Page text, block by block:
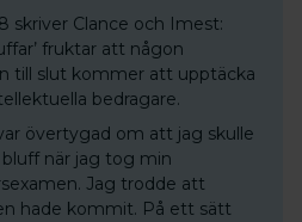
skriver Clance och Imest:
fruktar att någon
till slut kommer att upptäcka
bedragare.
övertygad om att jag skulle
när jag tog min
Jag trodde att
hade kommit. På ett sätt